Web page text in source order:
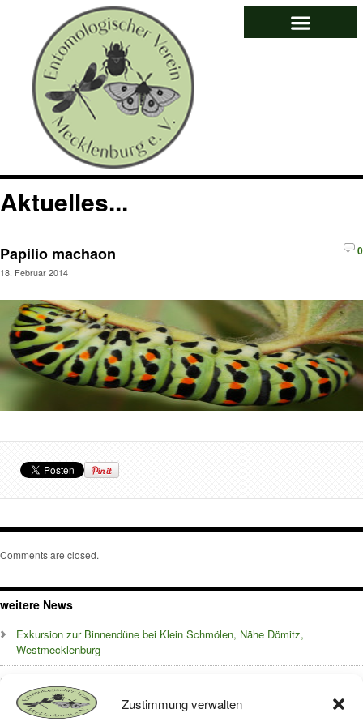
Zustimmung verwalten
Aktuelles...
Papilio machaon
18. Februar 2014
0
Comments are closed.
weitere News
Exkursion zur Binnendüne bei Klein Schmölen, Nähe Dömitz,
Westmecklenburg
Ergebnisse 2024